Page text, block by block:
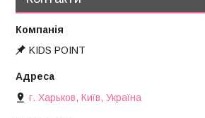
KIDS POINT
г. Харьков, Київ, Україна